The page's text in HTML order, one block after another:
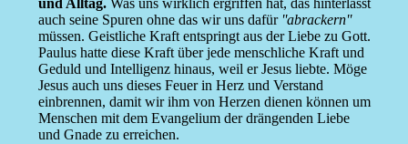
und Alltag.Was uns wirklich ergriffen hat, das hinterlässt
auch seine Spuren ohne das wir uns dafür ''abrackern''
müssen. Geistliche Kraft entspringt aus der Liebe zu Gott.
Paulus hatte diese Kraft über jede menschliche Kraft und
Geduld und Intelligenz hinaus, weil er Jesus liebte. Möge
Jesus auch uns dieses Feuer in Herz und Verstand
einbrennen, damit wir ihm von Herzen dienen können um
Menschen mit dem Evangelium der drängenden Liebe
und Gnade zu erreichen.